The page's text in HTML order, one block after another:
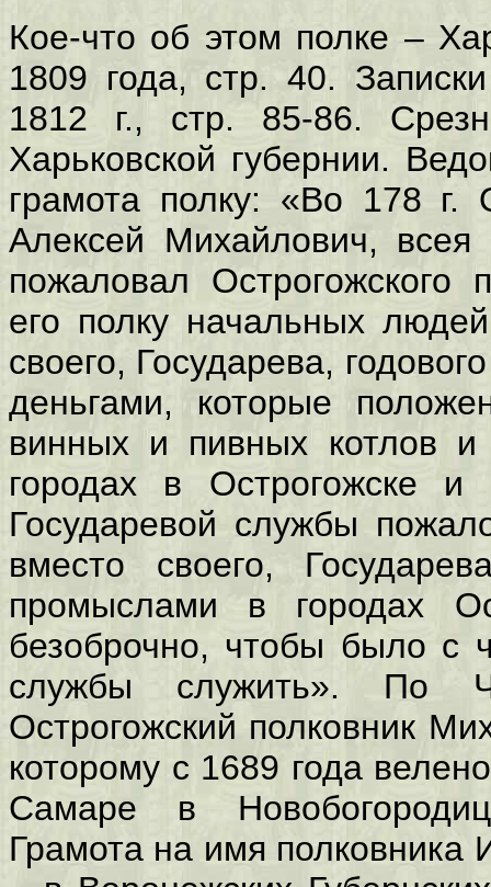
Кое-что об этом полке –
1809 года, стр. 40.
1812 г., стр. 85-86.
Харьковской губернии.
грамота полку: «Во 178
Алексей Михайлович,
пожаловал Острогожского
его полку начальных
своего, Государева,
деньгами, которые
винных и пивных котлов и
городах в Острогожске
Государевой службы
вместо своего,
промыслами в городах
безоброчно, чтобы было с
службы служить». По
Острогожский полковник
которому с 1689 года
Самаре в
Грамота на имя